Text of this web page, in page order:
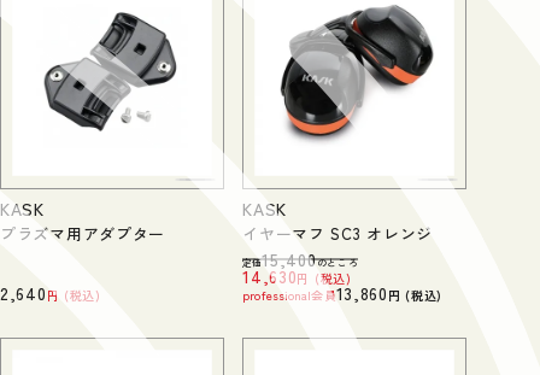
KASK
プラズマ用アダプター
2,640 税込
KASK
イヤーマフ SC3 オレンジ
定価15,400のところ
14,630
税込
professional会員13,860 税込